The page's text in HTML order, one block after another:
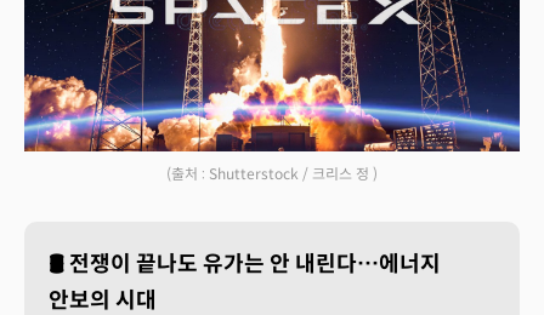
(출처 : Shutterstock / 크리스 정 )
🛢️전쟁이 끝나도 유가는 안 내린다…에너지
안보의 시대